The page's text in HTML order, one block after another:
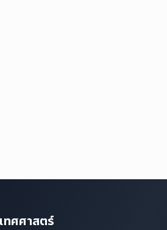
ทศศาสตร์